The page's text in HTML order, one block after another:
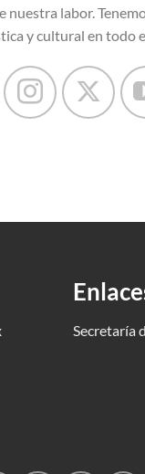
labor.
y cultural en
Secretaría